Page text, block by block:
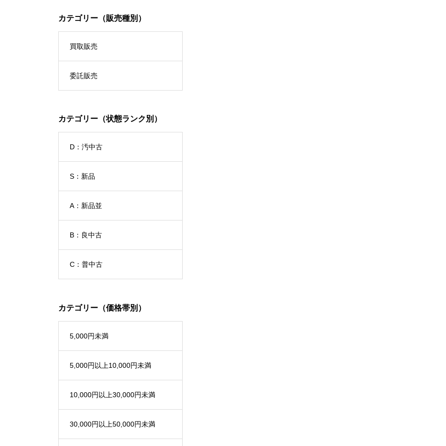
カテゴリー（販売種別）
買取販売
委託販売
カテゴリー（状態ランク別）
D：汚中古
S：新品
A：新品並
B：良中古
C：普中古
カテゴリー（価格帯別）
5,000円未満
5,000円以上10,000円未満
10,000円以上30,000円未満
30,000円以上50,000円未満